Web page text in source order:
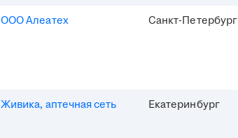
ООО Алеатех Санкт-Петербург
Живика, аптечная сеть Екатеринбург